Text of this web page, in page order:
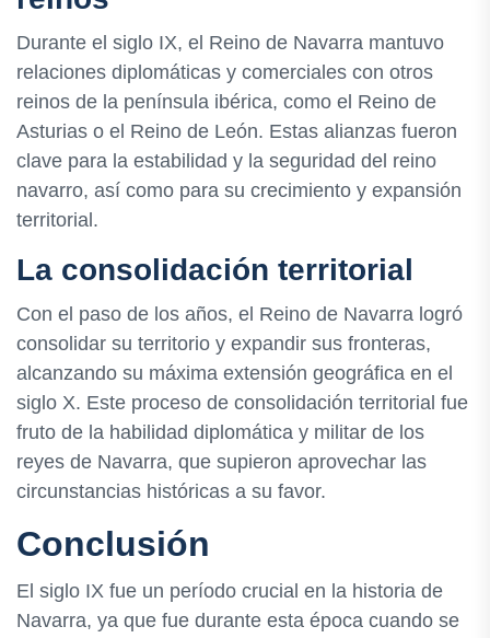
Durante el siglo IX, el Reino de Navarra mantuvo
relaciones diplomáticas y comerciales con otros
reinos de la península ibérica, como el Reino de
Asturias o el Reino de León. Estas alianzas fueron
clave para la estabilidad y la seguridad del reino
navarro, así como para su crecimiento y expansión
territorial.
La consolidación territorial
Con el paso de los años, el Reino de Navarra logró
consolidar su territorio y expandir sus fronteras,
alcanzando su máxima extensión geográfica en el
siglo X. Este proceso de consolidación territorial fue
fruto de la habilidad diplomática y militar de los
reyes de Navarra, que supieron aprovechar las
circunstancias históricas a su favor.
Conclusión
El siglo IX fue un período crucial en la historia de
Navarra, ya que fue durante esta época cuando se